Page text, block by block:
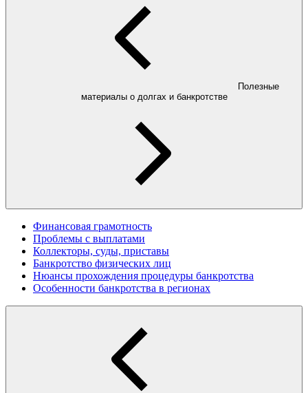
Полезные
материалы о долгах и банкротстве
Финансовая грамотность
Проблемы с выплатами
Коллекторы, суды, приставы
Банкротство физических лиц
Нюансы прохождения процедуры банкротства
Особенности банкротства в регионах